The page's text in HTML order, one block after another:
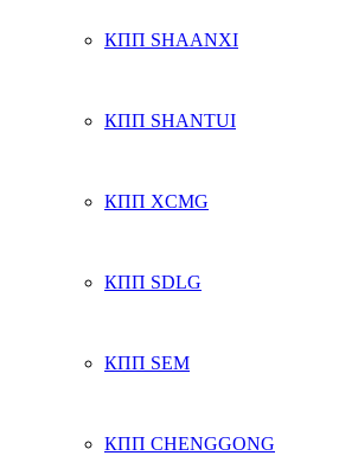
КПП SHAANXI
КПП SHANTUI
КПП XCMG
КПП SDLG
КПП SEM
КПП CHENGGONG